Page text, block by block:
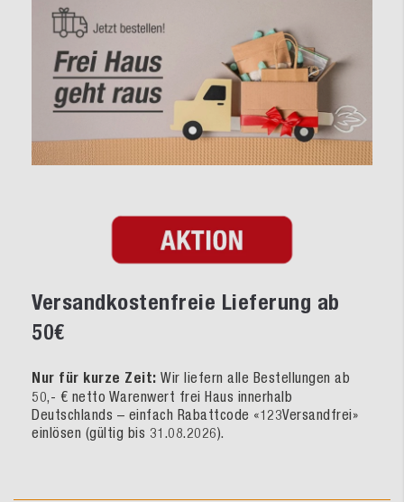
Versandkostenfreie Lieferung ab
50€
Nur für kurze Zeit: Wir liefern alle Bestellungen ab
50,- € netto Warenwert frei Haus innerhalb
Deutschlands – einfach Rabattcode «123Versandfrei»
einlösen (gültig bis 31.08.2026).